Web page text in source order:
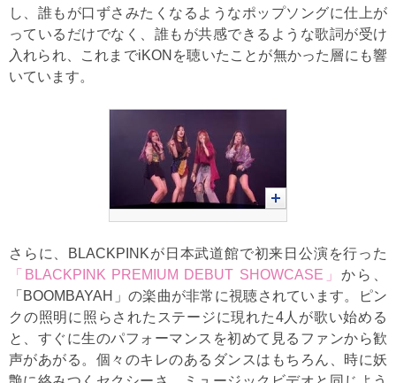
し、誰もが口ずさみたくなるようなポップソングに仕上が
っているだけでなく、誰もが共感できるような歌詞が受け
入れられ、これまでiKONを聴いたことが無かった層にも響
いています。
さらに、BLACKPINKが日本武道館で初来日公演を行った
「BLACKPINK PREMIUM DEBUT SHOWCASE」 から、
「BOOMBAYAH」の楽曲が非常に視聴されています。ピン
クの照明に照らされたステージに現れた4人が歌い始める
と、すぐに生のパフォーマンスを初めて見るファンから歓
声があがる。個々のキレのあるダンスはもちろん、時に妖